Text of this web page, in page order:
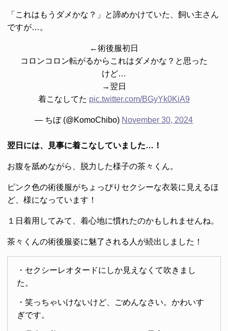
「これはもうダメかな？」と諦めかけていた、飼い主さん
ですが…。
←術後服初日
コロンコロン転がるからこれはダメかな？と思った
けど…
→翌日
着こなしてた pic.twitter.com/BGyYk0KiA9
— ちぼ (@KomoChibo) November 30, 2024
翌日には、見事に着こなしていました…！
お腹を舐めながら、脱力した様子の茶々くん。
ピンク色の術後服がちょっぴりセクシーな衣装に見えるほ
ど、様になっています！
１日着用してみて、着心地に慣れたのかもしれませんね。
茶々くんの術後服姿に魅了される人が続出しました！
・セクシーレオタードにしか見えなくて吹きまし
た。
・笑っちゃいけないけど、ごめんなさい。かわいす
ぎです。